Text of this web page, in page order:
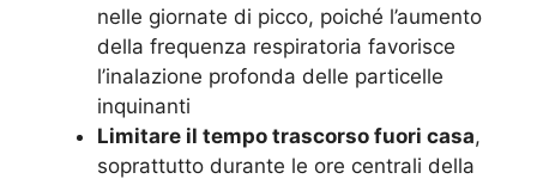
nelle giornate di picco, poiché l’aumento
della frequenza respiratoria favorisce
l’inalazione profonda delle particelle
inquinanti
Limitare il tempo trascorso fuori casa,
soprattutto durante le ore centrali della